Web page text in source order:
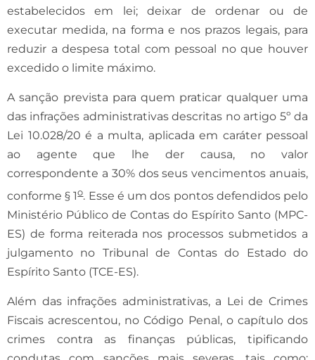
estabelecidos em lei; deixar de ordenar ou de
executar medida, na forma e nos prazos legais, para
reduzir a despesa total com pessoal no que houver
excedido o limite máximo.
A sanção prevista para quem praticar qualquer uma
das infrações administrativas descritas no artigo 5º da
Lei 10.028/20 é a multa, aplicada em caráter pessoal
ao agente que lhe der causa, no valor
correspondente a 30% dos seus vencimentos anuais,
conforme § 1o. Esse é um dos pontos defendidos pelo
Ministério Público de Contas do Espírito Santo (MPC-
ES) de forma reiterada nos processos submetidos a
julgamento no Tribunal de Contas do Estado do
Espírito Santo (TCE-ES).
Além das infrações administrativas, a Lei de Crimes
Fiscais acrescentou, no Código Penal, o capítulo dos
crimes contra as finanças públicas, tipificando